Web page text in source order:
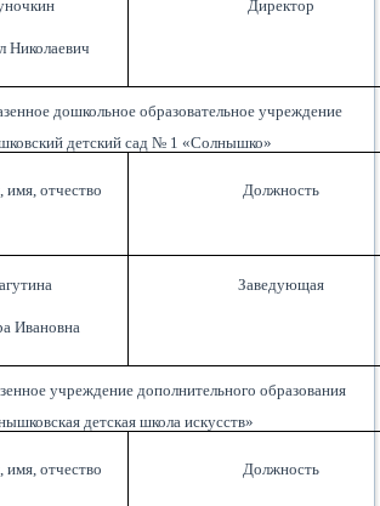
Николаевич
Директор
дошкольное образовательное учреждение
детский сад № 1 «Солнышко»
отчество Должность
Ивановна
Заведующая
учреждение дополнительного образования
детская школа искусств»
отчество Должность